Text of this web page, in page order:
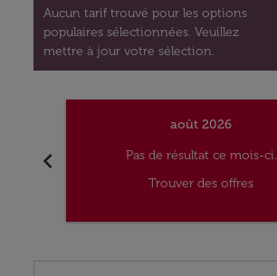
Aucun tarif trouvé pour les options
populaires sélectionnées. Veuillez
mettre à jour votre sélection.
chevron_left
août 2026
Pas de résultat ce mois-ci.
Trouver des offres